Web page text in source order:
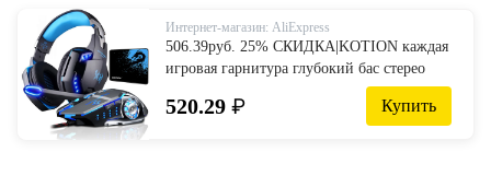
Интернет-магазин: AliExpress
506.39руб. 25% СКИДКА|KOTION каждая
игровая гарнитура глубокий бас стерео
игровые наушники с микрофоном
светодиодный светильник для PS4 ПК
520.29 ₽ Купить